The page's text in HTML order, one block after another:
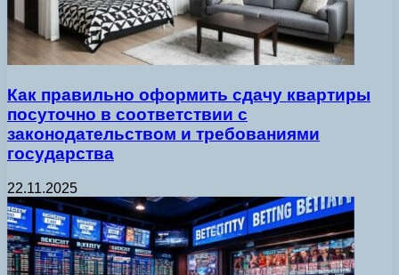
Как правильно оформить сдачу квартиры
посуточно в соответствии с
законодательством и требованиями
государства
22.11.2025